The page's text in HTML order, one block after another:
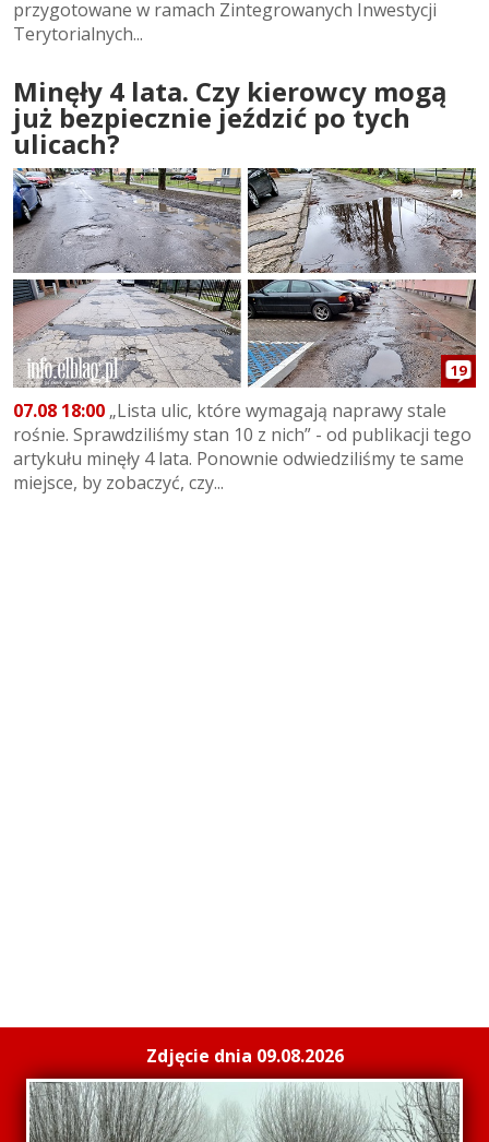
przygotowane w ramach Zintegrowanych Inwestycji
Terytorialnych...
Minęły 4 lata. Czy kierowcy mogą
już bezpiecznie jeździć po tych
ulicach?
19
07.08 18:00 „Lista ulic, które wymagają naprawy stale
rośnie. Sprawdziliśmy stan 10 z nich” - od publikacji tego
artykułu minęły 4 lata. Ponownie odwiedziliśmy te same
miejsce, by zobaczyć, czy...
Zdjęcie dnia 09.08.2026